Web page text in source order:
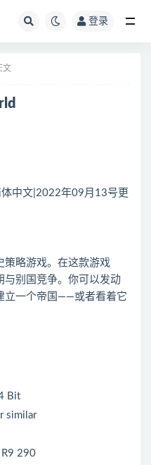
登录
文
中文|2022年09月13号更
策略游戏。在这款游戏
与别国竞争。你可以发动
立一个帝国——或者看着它
Bit
similar
290